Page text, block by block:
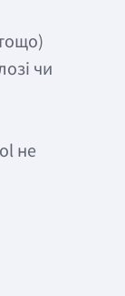
чи
не